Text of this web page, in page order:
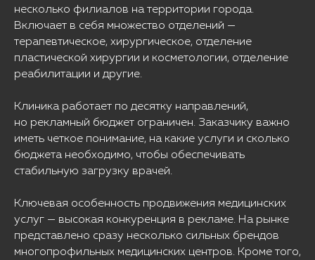
несколько филиалов на территории города.
Включает в себя множество отделений —
терапевтическое, хирургическое, отделение
пластической хирургии и косметологии, отделение
реабилитации и другие.
Клиника работает по десятку направлений,
но рекламный бюджет ограничен. Заказчику важно
иметь четкое понимание, на какие услуги и сколько
бюджета необходимо, чтобы обеспечивать
стабильную загрузку врачей.
Ключевая особенность продвижения медицинских
услуг — высокая конкуренция в рекламе. На рынке
представлено сразу несколько сильных брендов
многопрофильных медицинских центров. Кроме того,